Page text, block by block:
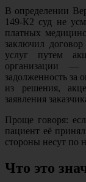
В определении
149-К2 суд не
платных
заключил
услуг путем
организации —
задолженность за
из решения,
заявления
Проще говоря:
пациент её
стороны несут по
Что это